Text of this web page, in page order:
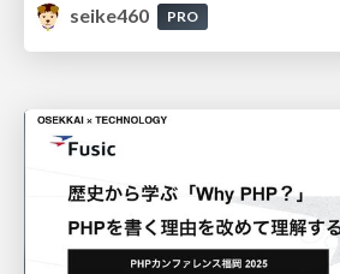
seike460
PRO